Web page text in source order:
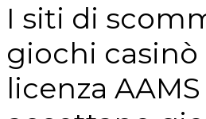
I siti di
giochi casinò
licenza AAMS